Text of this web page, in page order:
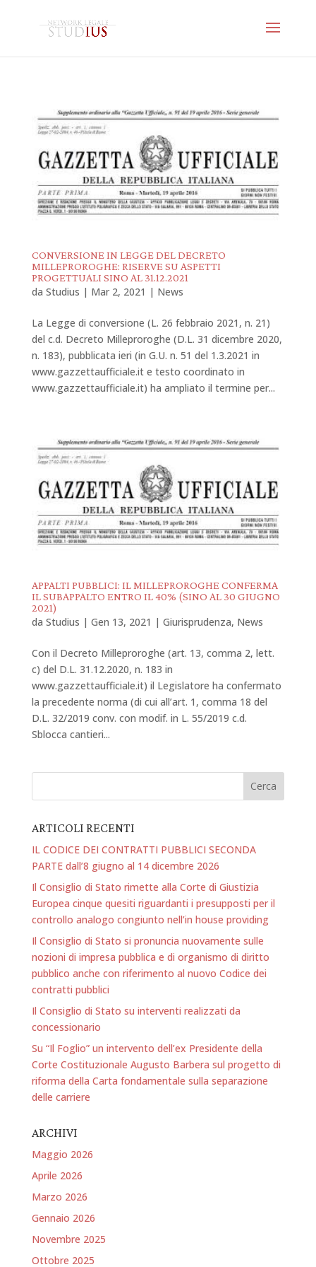
CONVERSIONE IN LEGGE DEL DECRETO
MILLEPROROGHE: RISERVE SU ASPETTI
PROGETTUALI SINO AL 31.12.2021
da Studius | Mar 2, 2021 | News
La Legge di conversione (L. 26 febbraio 2021, n. 21)
del c.d. Decreto Milleproroghe (D.L. 31 dicembre 2020,
n. 183), pubblicata ieri (in G.U. n. 51 del 1.3.2021 in
www.gazzettaufficiale.it e testo coordinato in
www.gazzettaufficiale.it) ha ampliato il termine per...
APPALTI PUBBLICI: IL MILLEPROROGHE CONFERMA
IL SUBAPPALTO ENTRO IL 40% (SINO AL 30 GIUGNO
2021)
da Studius | Gen 13, 2021 | Giurisprudenza, News
Con il Decreto Milleproroghe (art. 13, comma 2, lett.
c) del D.L. 31.12.2020, n. 183 in
www.gazzettaufficiale.it) il Legislatore ha confermato
la precedente norma (di cui all’art. 1, comma 18 del
D.L. 32/2019 conv. con modif. in L. 55/2019 c.d.
Sblocca cantieri...
ARTICOLI RECENTI
IL CODICE DEI CONTRATTI PUBBLICI SECONDA
PARTE dall’8 giugno al 14 dicembre 2026
Il Consiglio di Stato rimette alla Corte di Giustizia
Europea cinque quesiti riguardanti i presupposti per il
controllo analogo congiunto nell’in house providing
Il Consiglio di Stato si pronuncia nuovamente sulle
nozioni di impresa pubblica e di organismo di diritto
pubblico anche con riferimento al nuovo Codice dei
contratti pubblici
Il Consiglio di Stato su interventi realizzati da
concessionario
Su “Il Foglio” un intervento dell’ex Presidente della
Corte Costituzionale Augusto Barbera sul progetto di
riforma della Carta fondamentale sulla separazione
delle carriere
ARCHIVI
Maggio 2026
Aprile 2026
Marzo 2026
Gennaio 2026
Novembre 2025
Ottobre 2025